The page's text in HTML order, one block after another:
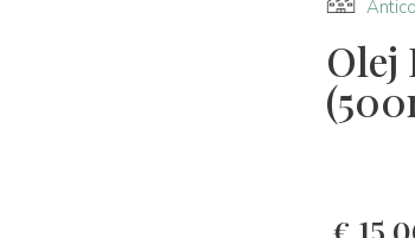
Olej